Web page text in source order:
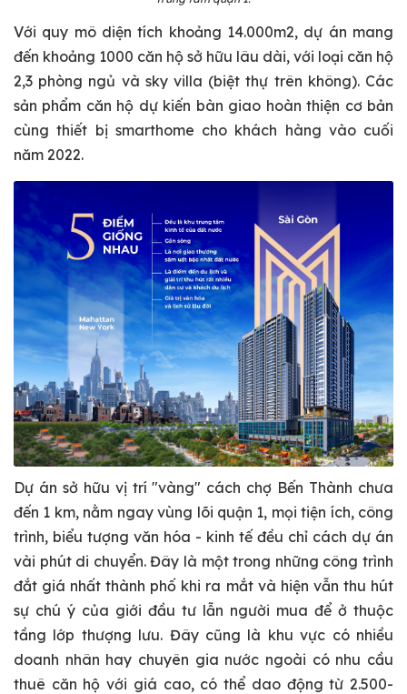
Với quy mô diện tích khoảng 14.000m2, dự án mang
đến khoảng 1000 căn hộ sở hữu lâu dài, với loại căn hộ
2,3 phòng ngủ và sky villa (biệt thự trên không). Các
sản phẩm căn hộ dự kiến bàn giao hoàn thiện cơ bản
cùng thiết bị smarthome cho khách hàng vào cuối
năm 2022.
Dự án sở hữu vị trí "vàng" cách chợ Bến Thành chưa
đến 1 km, nằm ngay vùng lõi quận 1, mọi tiện ích, công
trình, biểu tượng văn hóa - kinh tế đều chỉ cách dự án
vài phút di chuyển. Đây là một trong những công trình
đắt giá nhất thành phố khi ra mắt và hiện vẫn thu hút
sự chú ý của giới đầu tư lẫn người mua để ở thuộc
tầng lớp thượng lưu. Đây cũng là khu vực có nhiều
doanh nhân hay chuyên gia nước ngoài có nhu cầu
thuê căn hộ với giá cao, có thể dao động từ 2.500-